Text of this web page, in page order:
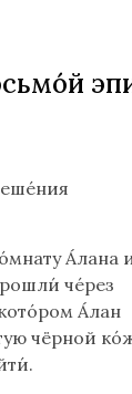
А́лана
че́рез
А́лан
чёрной